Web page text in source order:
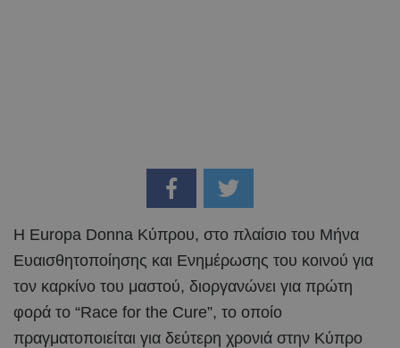
Η Europa Donna Κύπρου, στο πλαίσιο του Μήνα
Ευαισθητοποίησης και Ενημέρωσης του κοινού για
τον καρκίνο του μαστού, διοργανώνει για πρώτη
φορά το “Race for the Cure”, το οποίο
πραγματοποιείται για δεύτερη χρονιά στην Κύπρο